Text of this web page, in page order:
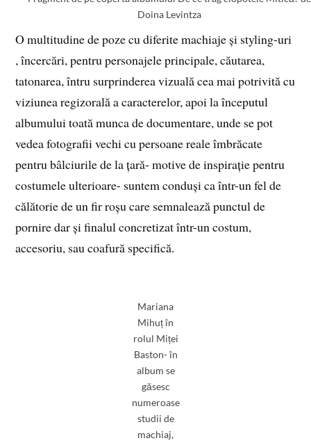
Doina Levintza
O multitudine de poze cu diferite machiaje și styling-uri
, încercări, pentru personajele principale, căutarea,
tatonarea, întru surprinderea vizuală cea mai potrivită cu
viziunea regizorală a caracterelor, apoi la începutul
albumului toată munca de documentare, unde se pot
vedea fotografii vechi cu persoane reale îmbrăcate
pentru bâlciurile de la țară- motive de inspirație pentru
costumele ulterioare- suntem conduși ca într-un fel de
călătorie de un fir roșu care semnalează punctul de
pornire dar și finalul concretizat într-un costum,
accesoriu, sau coafură specifică.
Mariana
Mihuț în
rolul Miței
Baston- în
album se
găsesc
numeroase
studii de
machiaj,